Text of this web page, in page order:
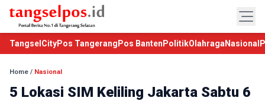
TangselCityPos Tangerang Pos Banten PolitikOlahraga Nasional
Home / Nasional
5 Lokasi SIM Keliling Jakarta Sabtu 6